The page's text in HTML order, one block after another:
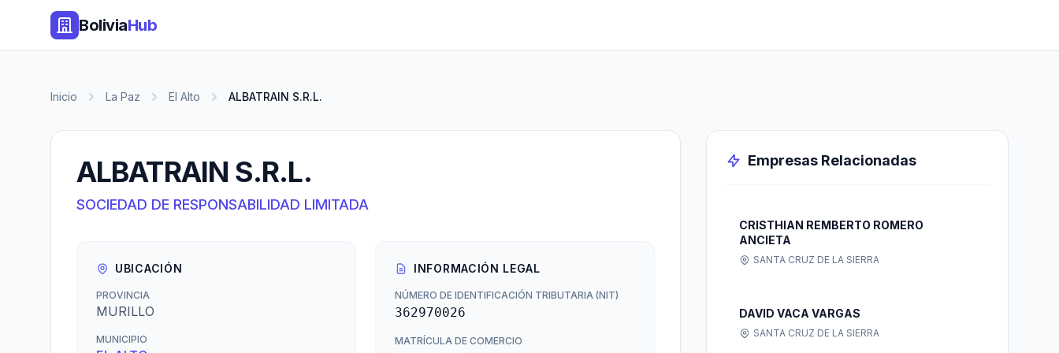
BoliviaHub
Inicio La Paz El Alto ALBATRAIN S.R.L.
ALBATRAIN S.R.L.
SOCIEDAD DE RESPONSABILIDAD LIMITADA
UBICACIÓN
PROVINCIA
MURILLO
MUNICIPIO
INFORMACIÓN LEGAL
NÚMERO DE IDENTIFICACIÓN TRIBUTARIA (NIT)
362970026
MATRÍCULA DE COMERCIO
Empresas Relacionadas
CRISTHIAN REMBERTO ROMERO
ANCIETA
SANTA CRUZ DE LA SIERRA
DAVID VACA VARGAS
SANTA CRUZ DE LA SIERRA